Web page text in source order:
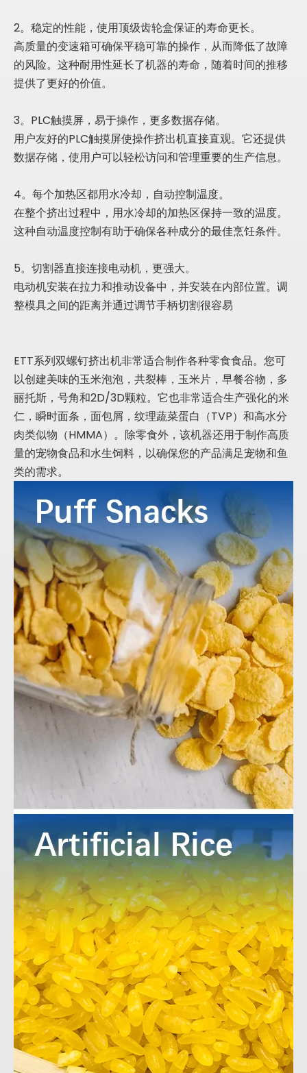
2。稳定的性能，使用顶级齿轮盒保证的寿命更长。
高质量的变速箱可确保平稳可靠的操作，从而降低了故障
的风险。这种耐用性延长了机器的寿命，随着时间的推移
提供了更好的价值。
3。PLC触摸屏，易于操作，更多数据存储。
用户友好的PLC触摸屏使操作挤出机直接直观。它还提供
数据存储，使用户可以轻松访问和管理重要的生产信息。
4。每个加热区都用水冷却，自动控制温度。
在整个挤出过程中，用水冷却的加热区保持一致的温度。
这种自动温度控制有助于确保各种成分的最佳烹饪条件。
5。切割器直接连接电动机，更强大。
电动机安装在拉力和推动设备中，并安装在内部位置。调
整模具之间的距离并通过调节手柄切割很容易
ETT系列双螺钉挤出机非常适合制作各种零食食品。您可
以创建美味的玉米泡泡，共裂棒，玉米片，早餐谷物，多
丽托斯，号角和2D/3D颗粒。它也非常适合生产强化的米
仁，瞬时面条，面包屑，纹理蔬菜蛋白（TVP）和高水分
肉类似物（HMMA）。除零食外，该机器还用于制作高质
量的宠物食品和水生饲料，以确保您的产品满足宠物和鱼
类的需求。